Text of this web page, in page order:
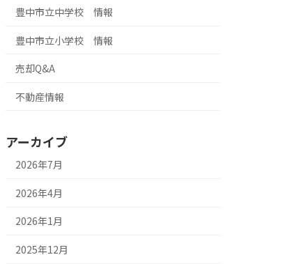
豊中市立中学校 情報
豊中市立小学校 情報
売却Q&A
不動産情報
アーカイブ
2026年7月
2026年4月
2026年1月
2025年12月